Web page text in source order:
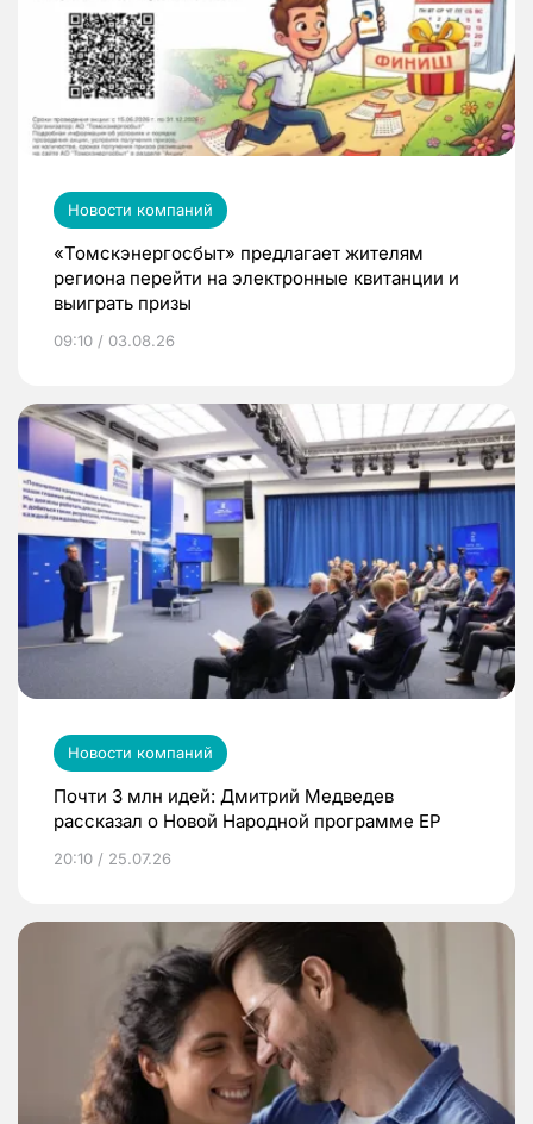
Новости компаний
«Томскэнергосбыт» предлагает жителям
региона перейти на электронные квитанции и
выиграть призы
09:10 / 03.08.26
Новости компаний
Почти 3 млн идей: Дмитрий Медведев
рассказал о Новой Народной программе ЕР
20:10 / 25.07.26